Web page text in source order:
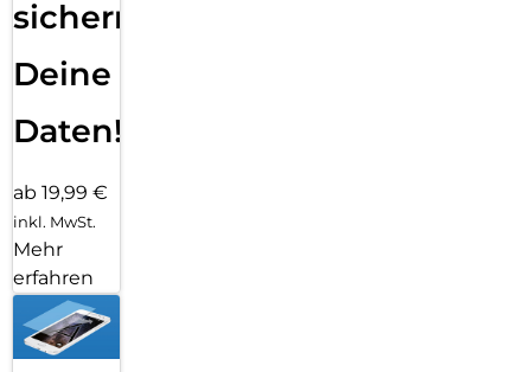
sichern
Deine
Daten!
ab 19,99 €
inkl. MwSt.
Mehr
erfahren